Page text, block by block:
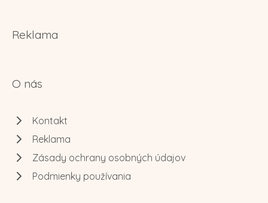
Reklama
O nás
Kontakt
Reklama
Zásady ochrany osobných údajov
Podmienky používania